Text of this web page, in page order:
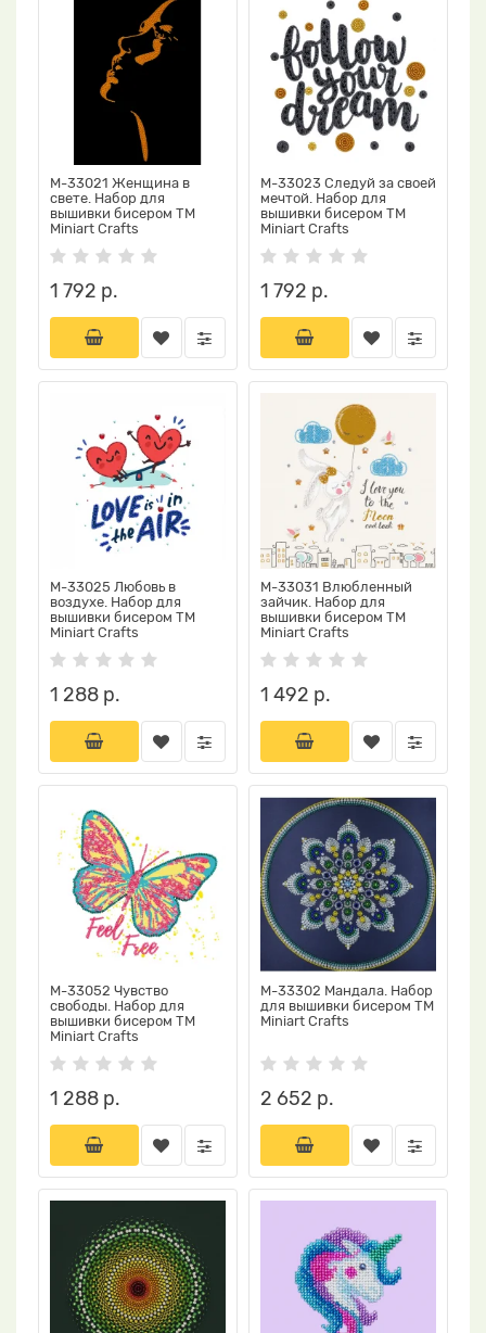
М-33021 Женщина в
свете. Набор для
вышивки бисером ТМ
Miniart Crafts
1 792 р.
М-33023 Следуй за своей
мечтой. Набор для
вышивки бисером ТМ
Miniart Crafts
1 792 р.
М-33025 Любовь в
воздухе. Набор для
вышивки бисером ТМ
Miniart Crafts
1 288 р.
М-33031 Влюбленный
зайчик. Набор для
вышивки бисером ТМ
Miniart Crafts
1 492 р.
М-33052 Чувство
свободы. Набор для
вышивки бисером ТМ
Miniart Crafts
1 288 р.
М-33302 Мандала. Набор
для вышивки бисером ТМ
Miniart Crafts
2 652 р.